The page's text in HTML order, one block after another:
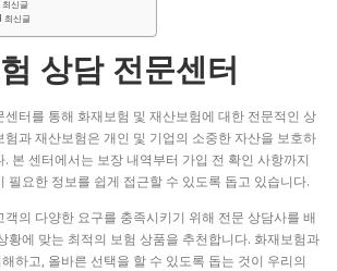
신글
신글
상담 전문센터
센터를 통해 화재보험 및 재산보험에 대한 전문적인 상
험과 재산보험은 개인 및 기업의 소중한 자산을 보호하
본 센터에서는 보장 내역부터 가입 전 확인 사항까지
필요한 정보를 쉽게 접근할 수 있도록 돕고 있습니다.
의 다양한 요구를 충족시키기 위해 전문 상담사를 배
황에 맞는 최적의 보험 상품을 추천합니다. 화재보험과
하고, 올바른 선택을 할 수 있도록 돕는 것이 우리의